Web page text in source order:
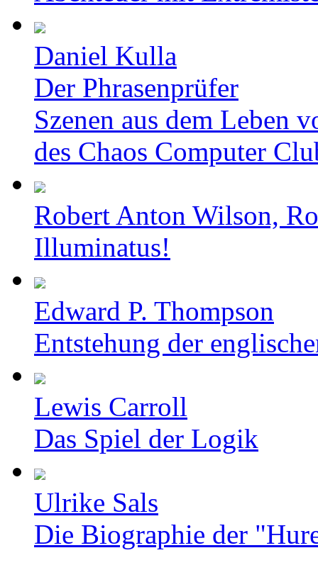
Daniel Kulla
Der Phrasenprüfer
Szenen aus dem Leben
des Chaos Computer
Robert Anton Wilson,
Illuminatus!
Edward P. Thompson
Entstehung der
Lewis Carroll
Das Spiel der Logik
Ulrike Sals
Die Biographie der